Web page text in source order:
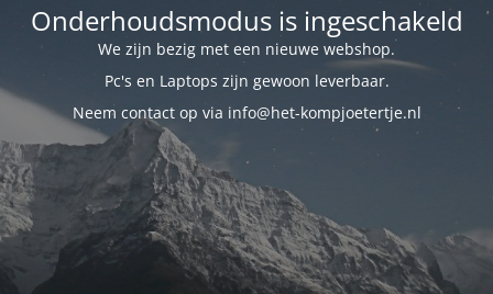
Onderhoudsmodus is ingeschakeld
We zijn bezig met een nieuwe webshop.
Pc's en Laptops zijn gewoon leverbaar.
Neem contact op via info@het-kompjoetertje.nl